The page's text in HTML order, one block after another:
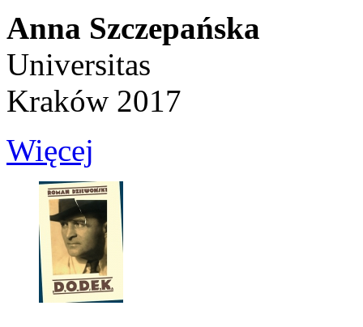
Anna Szczepańska
Universitas
Kraków 2017
Więcej